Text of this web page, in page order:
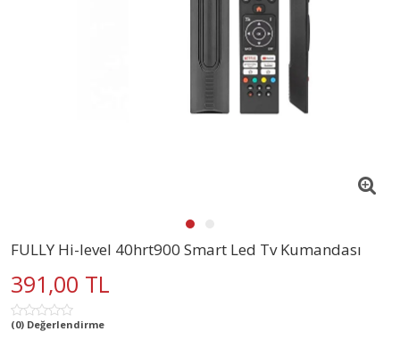
FULLY Hi-level 40hrt900 Smart Led Tv Kumandası
391,00 TL
(0) Değerlendirme